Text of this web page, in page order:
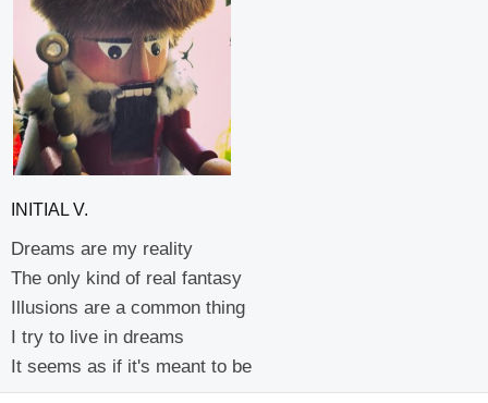
INITIAL V.
Dreams are my reality
The only kind of real fantasy
Illusions are a common thing
I try to live in dreams
It seems as if it's meant to be